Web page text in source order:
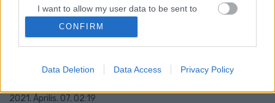
I want to allow my user data to be sent to
Google for online advertising purposes.
I want to allow Google to send me
related to analytics like cookies on web or
CONFIRM
Data Deletion Data Access Privacy Policy
2021. Április. 21. 09:32
Már megint kiszabadultak a dinók.
A 66 MILLIÓ ÉVE A FÖLDBE CSAPÓDÓ
PUSZTÍTOTTA KI, HANEM AZ ESŐERDŐK IS
2021. Április. 07. 02:19